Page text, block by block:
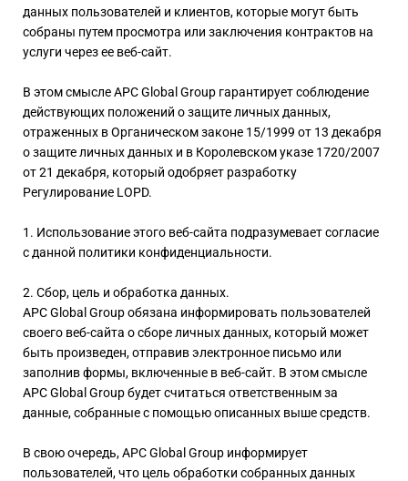
данных пользователей и клиентов, которые могут быть
собраны путем просмотра или заключения контрактов на
услуги через ее веб-сайт.
В этом смысле APC Global Group гарантирует соблюдение
действующих положений о защите личных данных,
отраженных в Органическом законе 15/1999 от 13 декабря
о защите личных данных и в Королевском указе 1720/2007
от 21 декабря, который одобряет разработку
Регулирование LOPD.
1. Использование этого веб-сайта подразумевает согласие
с данной политики конфиденциальности.
2. Сбор, цель и обработка данных.
APC Global Group обязана информировать пользователей
своего веб-сайта о сборе личных данных, который может
быть произведен, отправив электронное письмо или
заполнив формы, включенные в веб-сайт. В этом смысле
APC Global Group будет считаться ответственным за
данные, собранные с помощью описанных выше средств.
В свою очередь, APC Global Group информирует
пользователей, что цель обработки собранных данных